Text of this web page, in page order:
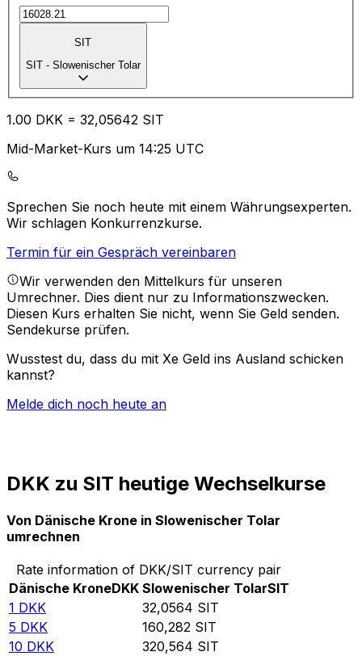
SIT
SIT - Slowenischer Tolar
1.00 DKK = 32,05642 SIT
Mid-Market-Kurs um 14:25 UTC
Sprechen Sie noch heute mit einem Währungsexperten.
Wir schlagen Konkurrenzkurse.
Termin für ein Gespräch vereinbaren
Wir verwenden den Mittelkurs für unseren
Umrechner. Dies dient nur zu Informationszwecken.
Diesen Kurs erhalten Sie nicht, wenn Sie Geld senden.
Sendekurse prüfen.
Wusstest du, dass du mit Xe Geld ins Ausland schicken
kannst?
Melde dich noch heute an
DKK zu SIT heutige Wechselkurse
Von Dänische Krone in Slowenischer Tolar
umrechnen
Rate information of DKK/SIT currency pair
Dänische KroneDKK Slowenischer TolarSIT
1 DKK 32,0564 SIT
5 DKK 160,282 SIT
10 DKK 320,564 SIT